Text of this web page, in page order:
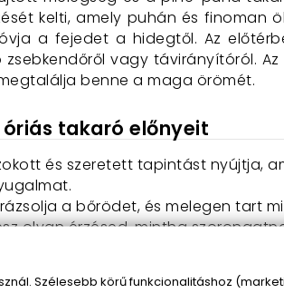
kelti, amely puhán és finoman
a fejedet a hidegtől. Az
vagy távirányítóról.
benne a maga örömét.
takaró előnyeit
és szeretett tapintást nyújtja,
a bőrödet, és melegen tart
olyan érzésed, mintha
Szélesebb körű funkcionalitáshoz